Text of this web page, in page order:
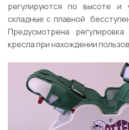
регулируются по высоте и
складные с плавной
Предусмотрена
кресла при нахождении